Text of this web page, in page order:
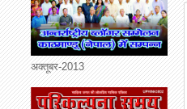
अक्तूबर-2013